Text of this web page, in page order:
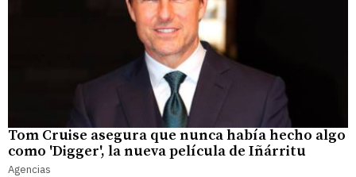
Tom Cruise asegura que nunca había hecho algo
como 'Digger', la nueva película de Iñárritu
Agencias